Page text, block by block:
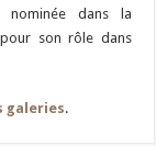
dans la
son rôle dans
galeries.